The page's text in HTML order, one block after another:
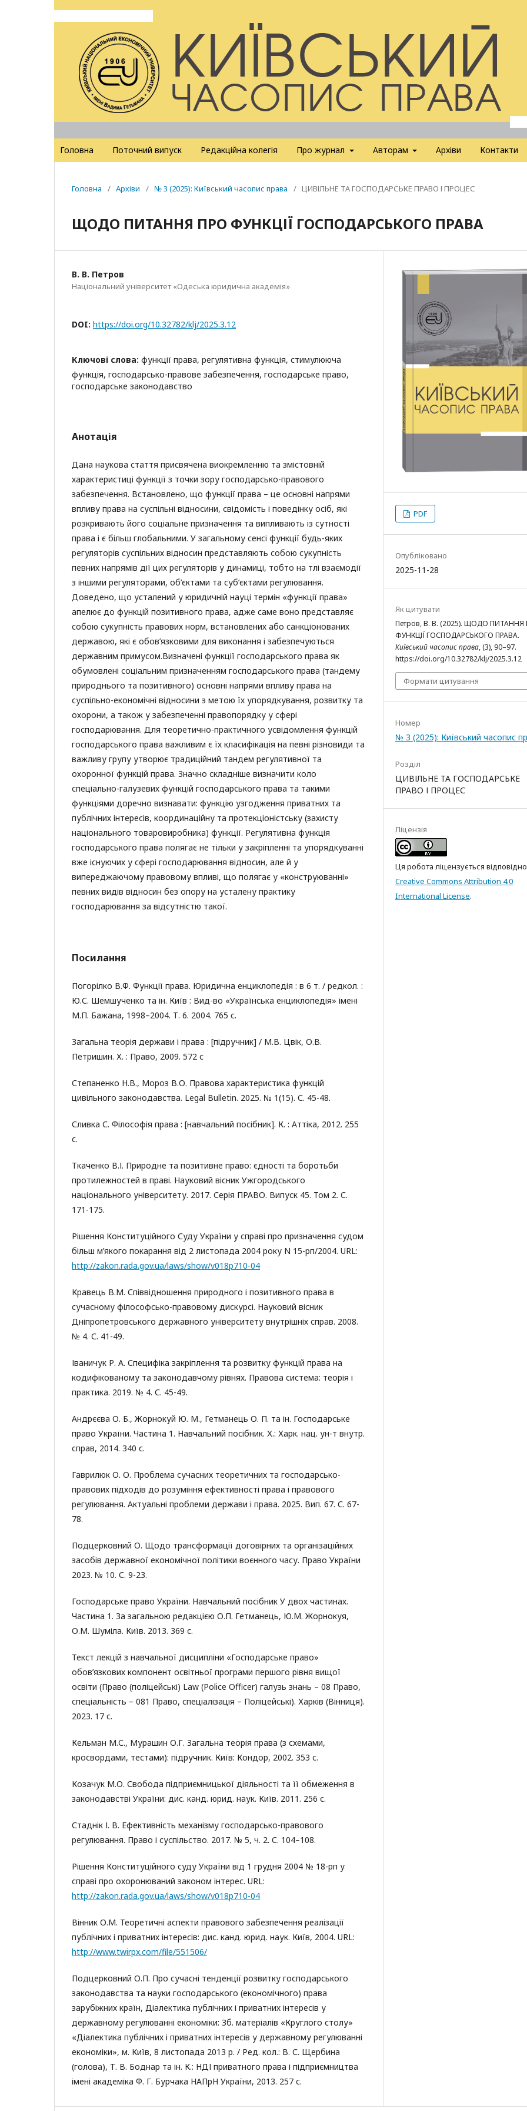
Головна Поточний випуск Редакційна колегія Про журнал Авторам Архіви Контакти
Головна / Архіви / № 3 (2025): Київський часопис права / ЦИВІЛЬНЕ ТА ГОСПОДАРСЬКЕ ПРАВО І ПРОЦЕС
ЩОДО ПИТАННЯ ПРО ФУНКЦІЇ ГОСПОДАРСЬКОГО ПРАВА
В. В. Петров
Національний університет «Одеська юридична академія»
DOI: https://doi.org/10.32782/klj/2025.3.12
Ключові слова: функції права, регулятивна функція, стимулююча
функція, господарсько-правове забезпечення, господарське право,
господарське законодавство
Анотація
Дана наукова стаття присвячена виокремленню та змістовній
характеристиці функції з точки зору господарсько-правового
забезпечення. Встановлено, що функції права – це основні напрями
впливу права на суспільні відносини, свідомість і поведінку осіб, які
розкривають його соціальне призначення та випливають із сутності
права і є більш глобальними. У загальному сенсі функції будь-яких
регуляторів суспільних відносин представляють собою сукупність
певних напрямів дії цих регуляторів у динамиці, тобто на тлі взаємодії
з іншими регуляторами, об’єктами та суб’єктами регулювання.
Доведено, що усталений у юридичній науці термін «функції права»
апелює до функцій позитивного права, адже саме воно представляє
собою сукупність правових норм, встановлених або санкціонованих
державою, які є обов’язковими для виконання і забезпечуються
державним примусом.Визначені функції господарського права як
обумовлені соціальним призначенням господарського права (тандему
природнього та позитивного) основні напрями впливу права на
суспільно-економічні відносини з метою їх упорядкування, розвитку та
охорони, а також у забезпеченні правопорядку у сфері
господарювання. Для теоретично-практичного усвідомлення функцій
господарського права важливим є їх класифікація на певні різновиди та
важливу групу утворює традиційний тандем регулятивної та
охоронної функцій права. Значно складніше визначити коло
спеціально-галузевих функцій господарського права та такими
функціями доречно визнавати: функцію узгодження приватних та
публічних інтересів, координаційну та протекціоністську (захисту
національного товаровиробника) функції. Регулятивна функція
господарського права полягає не тільки у закріпленні та упорядкуванні
вже існуючих у сфері господарювання відносин, але й у
випереджаючому правовому впливі, що полягає у «конструюванні»
певних видів відносин без опору на усталену практику
господарювання за відсутністю такої.
Посилання
Погорілко В.Ф. Функції права. Юридична енциклопедія : в 6 т. / редкол. :
Ю.С. Шемшученко та ін. Київ : Вид-во «Українська енциклопедія» імені
М.П. Бажана, 1998–2004. Т. 6. 2004. 765 с.
Загальна теорія держави і права : [підручник] / М.В. Цвік, О.В.
Петришин. Х. : Право, 2009. 572 с
Степаненко Н.В., Мороз В.О. Правова характеристика функцій
цивільного законодавства. Legal Bulletin. 2025. № 1(15). С. 45-48.
Сливка С. Філософія права : [навчальний посібник]. К. : Аттіка, 2012. 255
с.
Ткаченко В.І. Природне та позитивне право: єдності та боротьби
протилежностей в праві. Науковий вісник Ужгородського
національного університету. 2017. Серія ПРАВО. Випуск 45. Том 2. С.
171-175.
Рішення Конституційного Суду України у справі про призначення судом
більш м’якого покарання від 2 листопада 2004 року N 15-рп/2004. URL:
http://zakon.rada.gov.ua/laws/show/v018p710-04
Кравець В.М. Співвідношення природного і позитивного права в
сучасному філософсько-правовому дискурсі. Науковий вісник
Дніпропетровського державного університету внутрішніх справ. 2008.
№ 4. С. 41-49.
Іваничук Р. А. Специфіка закріплення та розвитку функцій права на
кодифікованому та законодавчому рівнях. Правова система: теорія і
практика. 2019. № 4. С. 45-49.
Андрєєва О. Б., Жорнокуй Ю. М., Гетманець О. П. та ін. Господарське
право України. Частина 1. Навчальний посібник. Х.: Харк. нац. ун-т внутр.
справ, 2014. 340 c.
Гаврилюк О. О. Проблема сучасних теоретичних та господарсько-
правових підходів до розуміння ефективності права і правового
регулювання. Актуальні проблеми держави і права. 2025. Вип. 67. С. 67-
78.
Подцерковний О. Щодо трансформації договірних та організаційних
засобів державної економічної політики воєнного часу. Право України
2023. № 10. С. 9-23.
Господарське право України. Навчальний посібник У двох частинах.
Частина 1. За загальною редакцією О.П. Гетманець, Ю.М. Жорнокуя,
О.М. Шуміла. Київ. 2013. 369 с.
Текст лекцій з навчальної дисципліни «Господарське право»
обов’язкових компонент освітньої програми першого рівня вищої
освіти (Право (поліцейські) Law (Police Officer) галузь знань – 08 Право,
спеціальність – 081 Право, спеціалізація – Поліцейські). Харків (Вінниця).
2023. 17 с.
Кельман М.С., Мурашин О.Г. Загальна теорія права (з схемами,
кросвордами, тестами): підручник. Київ: Кондор, 2002. 353 с.
Козачук М.О. Свобода підприємницької діяльності та її обмеження в
законодавстві України: дис. канд. юрид. наук. Київ. 2011. 256 с.
Стаднік І. В. Ефективність механізму господарсько-правового
регулювання. Право і суспільство. 2017. № 5, ч. 2. С. 104–108.
Рішення Конституційного суду України від 1 грудня 2004 № 18-рп у
справі про охоронюваний законом інтерес. URL:
http://zakon.rada.gov.ua/laws/show/v018p710-04
Вінник О.М. Теоретичні аспекти правового забезпечення реалізації
публічних і приватних інтересів: дис. канд. юрид. наук. Київ, 2004. URL:
http://www.twirpx.com/file/551506/
Подцерковний О.П. Про сучасні тенденції розвитку господарського
законодавства та науки господарського (економічного) права
зарубіжних країн, Діалектика публічних і приватних інтересів у
державному регулюванні економіки: Зб. матеріалів «Круглого столу»
«Діалектика публічних і приватних інтересів у державному регулюванні
економіки», м. Київ, 8 листопада 2013 р. / Ред. кол.: В. С. Щербина
(голова), Т. В. Боднар та ін. К.: НДІ приватного права і підприємництва
імені академіка Ф. Г. Бурчака НАПрН України, 2013. 257 с.
PDF
Опубліковано
2025-11-28
Як цитувати
Петров, В. В. (2025). ЩОДО ПИТАННЯ
ФУНКЦІЇ ГОСПОДАРСЬКОГО ПРАВА.
Київський часопис права, (3), 90–97.
https://doi.org/10.32782/klj/2025.3.12
Формати цитування
Номер
№ 3 (2025): Київський часопис
Розділ
ЦИВІЛЬНЕ ТА ГОСПОДАРСЬКЕ
ПРАВО І ПРОЦЕС
Ліцензія
Ця робота ліцензується
Creative Commons Attribution 4.0
International License.